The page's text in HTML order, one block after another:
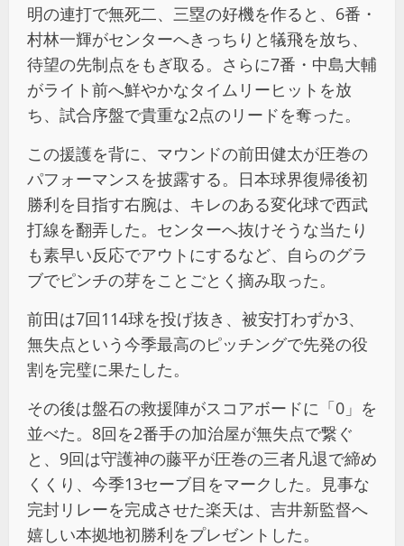
明の連打で無死二、三塁の好機を作ると、6番・
村林一輝がセンターへきっちりと犠飛を放ち、
待望の先制点をもぎ取る。さらに7番・中島大輔
がライト前へ鮮やかなタイムリーヒットを放
ち、試合序盤で貴重な2点のリードを奪った。
この援護を背に、マウンドの前田健太が圧巻の
パフォーマンスを披露する。日本球界復帰後初
勝利を目指す右腕は、キレのある変化球で西武
打線を翻弄した。センターへ抜けそうな当たり
も素早い反応でアウトにするなど、自らのグラ
ブでピンチの芽をことごとく摘み取った。
前田は7回114球を投げ抜き、被安打わずか3、
無失点という今季最高のピッチングで先発の役
割を完璧に果たした。
その後は盤石の救援陣がスコアボードに「0」を
並べた。8回を2番手の加治屋が無失点で繋ぐ
と、9回は守護神の藤平が圧巻の三者凡退で締め
くくり、今季13セーブ目をマークした。見事な
完封リレーを完成させた楽天は、吉井新監督へ
嬉しい本拠地初勝利をプレゼントした。